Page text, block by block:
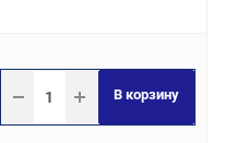
В корзину